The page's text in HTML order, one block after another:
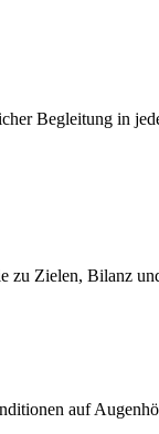
Begleitung in
zu Zielen, Bilanz
auf